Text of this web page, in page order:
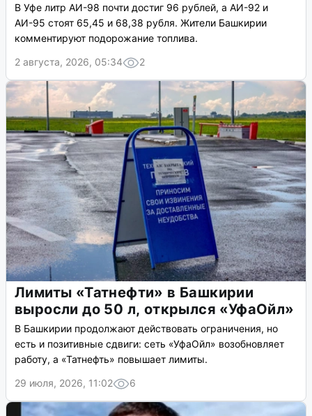
В Уфе литр АИ-98 почти достиг 96 рублей, а АИ-92 и
АИ-95 стоят 65,45 и 68,38 рубля. Жители Башкирии
комментируют подорожание топлива.
2 августа, 2026, 05:34
2
Лимиты «Татнефти» в Башкирии
выросли до 50 л, открылся «УфаОйл»
В Башкирии продолжают действовать ограничения, но
есть и позитивные сдвиги: сеть «УфаОйл» возобновляет
работу, а «Татнефть» повышает лимиты.
29 июля, 2026, 11:02
6